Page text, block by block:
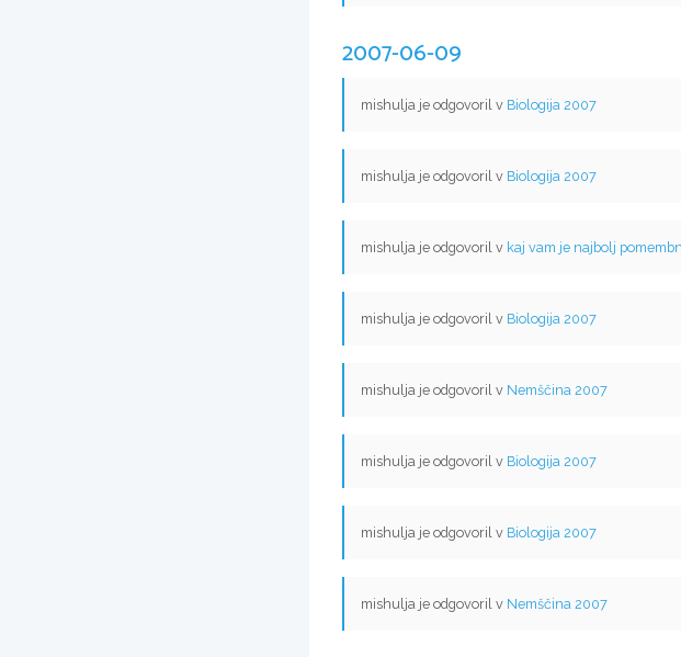
2007-06-09
mishulja je odgovoril v Biologija 2007
mishulja je odgovoril v Biologija 2007
mishulja je odgovoril v kaj vam je najbolj
mishulja je odgovoril v Biologija 2007
mishulja je odgovoril v Nemščina 2007
mishulja je odgovoril v Biologija 2007
mishulja je odgovoril v Biologija 2007
mishulja je odgovoril v Nemščina 2007